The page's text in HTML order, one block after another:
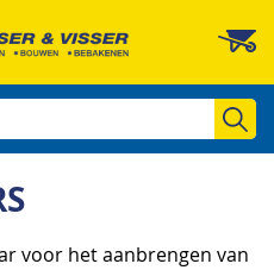
voor het aanbrengen van